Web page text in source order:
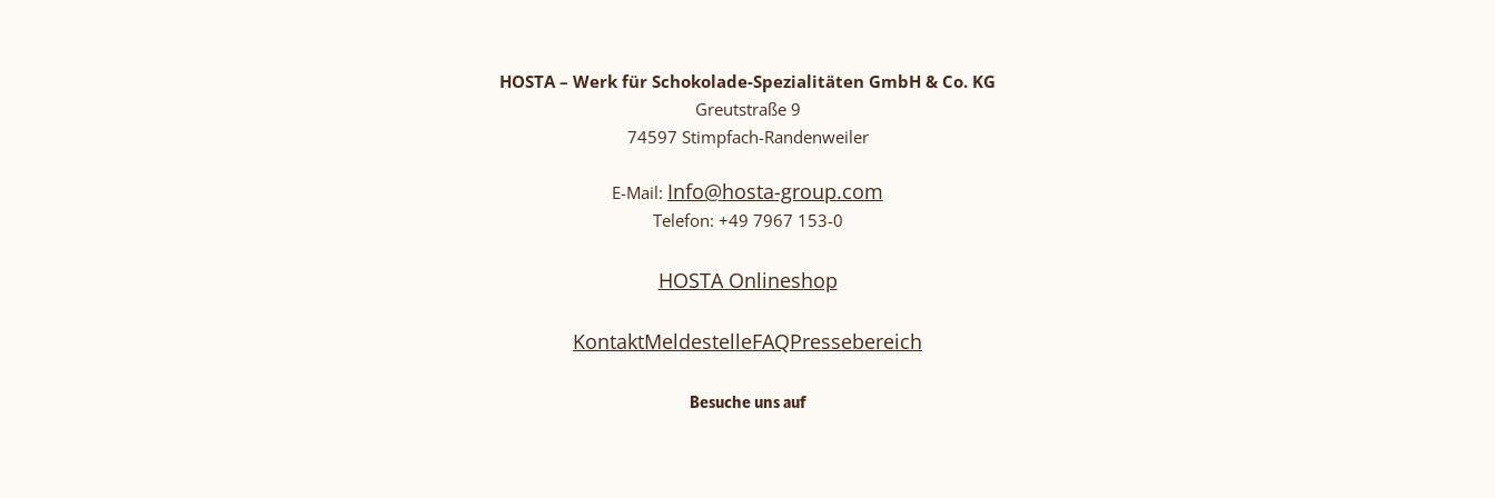
HOSTA – Werk für Schokolade-Spezialitäten GmbH & Co. KG
Greutstraße 9
74597 Stimpfach-Randenweiler
E-Mail: Info@hosta-group.com
Telefon: +49 7967 153-0
HOSTA Onlineshop
KontaktMeldestelleFAQPressebereich
Besuche uns auf